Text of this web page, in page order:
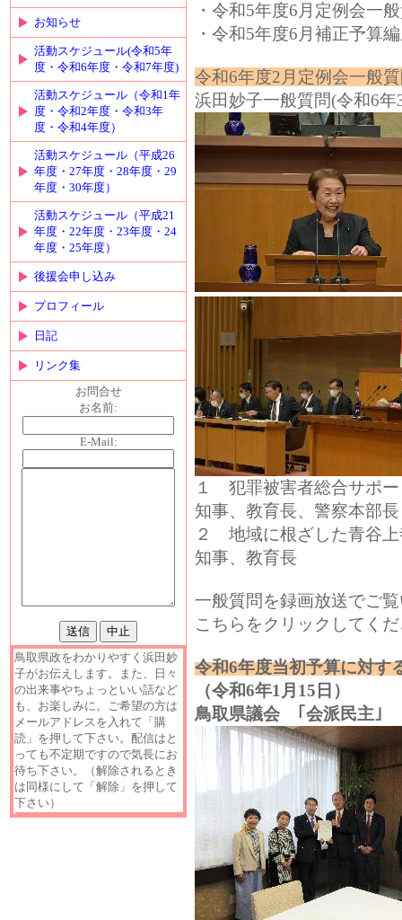
お知らせ
活動スケジュール(令和5年
度・令和6年度・令和7年度)
活動スケジュール（令和1年
度・令和2年度・令和3年
度・令和4年度）
活動スケジュール（平成26
年度・27年度・28年度・29
年度・30年度）
活動スケジュール（平成21
年度・22年度・23年度・24
年度・25年度）
後援会申し込み
プロフィール
日記
リンク集
お問合せ
お名前:
E-Mail:
鳥取県政をわかりやすく浜田妙
子がお伝えします。また、日々
の出来事やちょっといい話など
も、お楽しみに。ご希望の方は
メールアドレスを入れて「購
読」を押して下さい。配信はと
っても不定期ですので気長にお
待ち下さい。（解除されるとき
は同様にして「解除」を押して
下さい）
・令和5年度6月定例会一
・令和5年度6月補正予算
令和6年度2月定例会一般
浜田妙子一般質問(令和6年
１ 犯罪被害者総合サポ
知事、教育長、警察本部長
２ 地域に根ざした青谷
知事、教育長
一般質問を録画放送でご
こちらをクリックしてく
令和6年度当初予算に対す
（令和6年1月15日）
鳥取県議会 ｢会派民主